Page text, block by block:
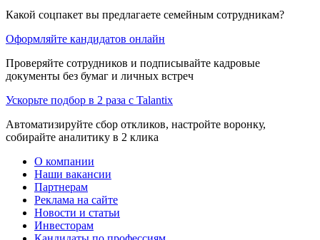
Какой соцпакет вы предлагаете семейным сотрудникам?
Оформляйте кандидатов онлайн
Проверяйте сотрудников и подписывайте кадровые
документы без бумаг и личных встреч
Ускорьте подбор в 2 раза с Talantix
Автоматизируйте сбор откликов, настройте воронку,
собирайте аналитику в 2 клика
О компании
Наши вакансии
Партнерам
Реклама на сайте
Новости и статьи
Инвесторам